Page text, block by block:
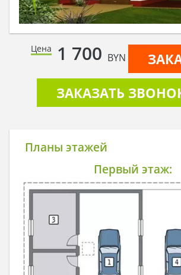
Цена 1 700 BYN
ЗАКАЗАТЬ
Планы этажей
Первый этаж: